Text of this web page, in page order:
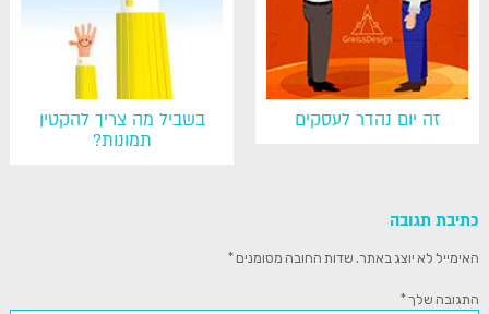
זה יום נהדר לעסקים
בשביל מה צריך להקטין
תמונות?
כתיבת תגובה
האימייל לא יוצג באתר.שדות החובה מסומנים*
התגובה שלך*